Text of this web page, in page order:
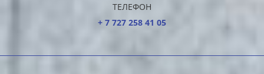
ТЕЛЕФОН
+ 7 727 258 41 05